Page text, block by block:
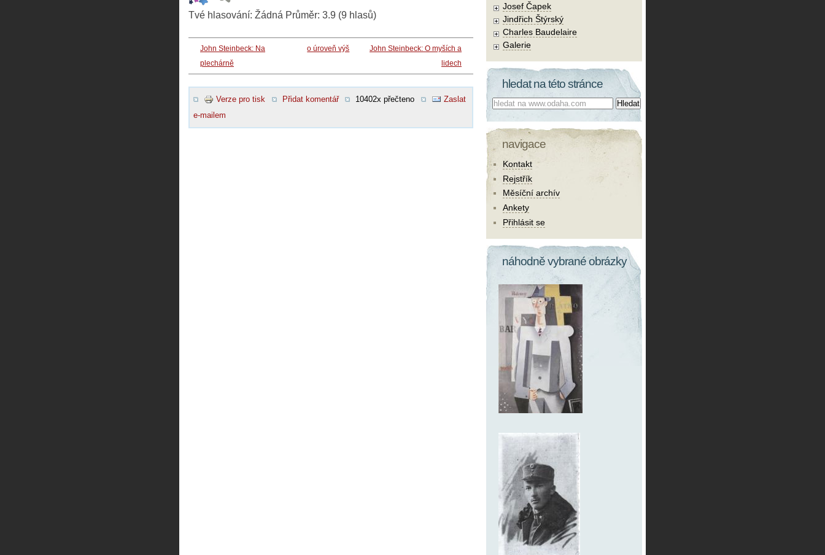
Tvé hlasování: Žádná Průměr: 3.9 (9 hlasů)
John Steinbeck: Na
plechárně
o úroveň výš
John Steinbeck: O myších a
lidech
Verze pro tisk Přidat komentář 10402x přečteno
Zaslat
e-mailem
Josef Čapek
Jindřich Štýrský
Charles Baudelaire
Galerie
hledat na této stránce
Co hledat:
navigace
Kontakt
Rejstřík
Měsíční archív
Ankety
Přihlásit se
náhodně vybrané obrázky